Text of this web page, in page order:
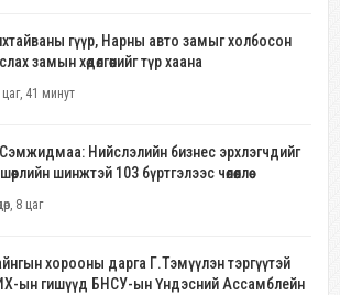
гүүр, Нарны авто замыг холбосон
замын хөдөлгөөнийг түр хаана
цаг, 41 минут
Нийслэлийн бизнес эрхлэгчдийг
шинжтэй 103 бүртгэлээс чөлөөллөө
8 цаг
хорооны дарга Г.Тэмүүлэн тэргүүтэй
ын гишүүд БНСУ-ын Үндэсний Ассамблейн